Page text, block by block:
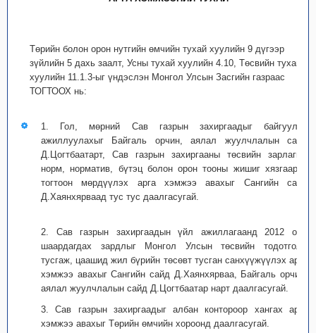
Төрийн болон орон нутгийн өмчийн тухай хуулийн 9 дүгээр
зүйлийн 5 дахь заалт, Усны тухай хуулийн 4.10, Төсвийн тухай
хуулийн 11.1.3-ыг үндэслэн Монгол Улсын Засгийн газраас
ТОГТООХ нь:
1. Гол, мөрний Сав газрын захиргаадыг байгуулан
ажиллуулахыг Байгаль орчин, аялал жуулчлалын сайд
Д.Цогтбаатарт, Сав газрын захиргааны төсвийн зарлагын
норм, норматив, бүтэц болон орон тооны жишиг хязгаарыг
тогтоон мөрдүүлэх арга хэмжээ авахыг Сангийн сайд
Д.Хаянхярваад тус тус даалгасугай.
2. Сав газрын захиргаадын үйл ажиллагаанд 2012 онд
шаардагдах зардлыг Монгол Улсын төсвийн тодотголд
тусгаж, цаашид жил бүрийн төсөвт тусган санхүүжүүлэх арга
хэмжээ авахыг Сангийн сайд Д.Хаянхярваа, Байгаль орчин,
аялал жуулчлалын сайд Д.Цогтбаатар нарт даалгасугай.
3. Сав газрын захиргаадыг албан контороор хангах арга
хэмжээ авахыг Төрийн өмчийн хороонд даалгасугай.